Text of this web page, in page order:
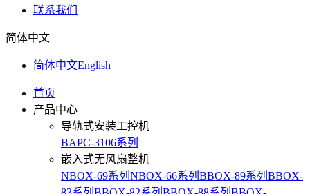
联系我们
简体中文
简体中文English
首页
产品中心
导轨式安装工控机
BAPC-3106系列
嵌入式无风扇整机
NBOX-69系列 NBOX-66系列 BBOX-89系列 BBOX-